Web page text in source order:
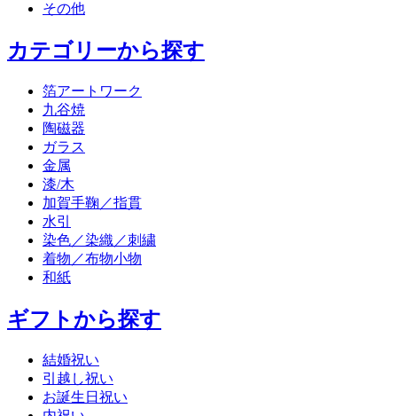
その他
カテゴリーから探す
箔アートワーク
九谷焼
陶磁器
ガラス
金属
漆/木
加賀手鞠／指貫
水引
染色／染織／刺繍
着物／布物小物
和紙
ギフトから探す
結婚祝い
引越し祝い
お誕生日祝い